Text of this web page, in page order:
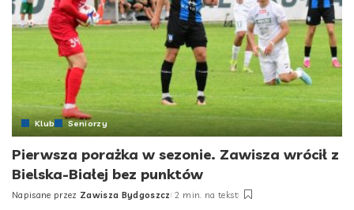
Klub Seniorzy
Pierwsza porażka w sezonie. Zawisza wrócił z
Bielska-Białej bez punktów
Posted
Napisane przez Zawisza Bydgoszcz 2 min. na tekst